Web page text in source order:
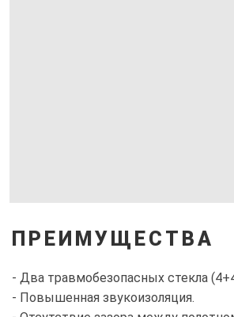
ПРЕИМУЩЕСТВА
- Два травмобезопасных стекла
- Повышенная звукоизоляция.